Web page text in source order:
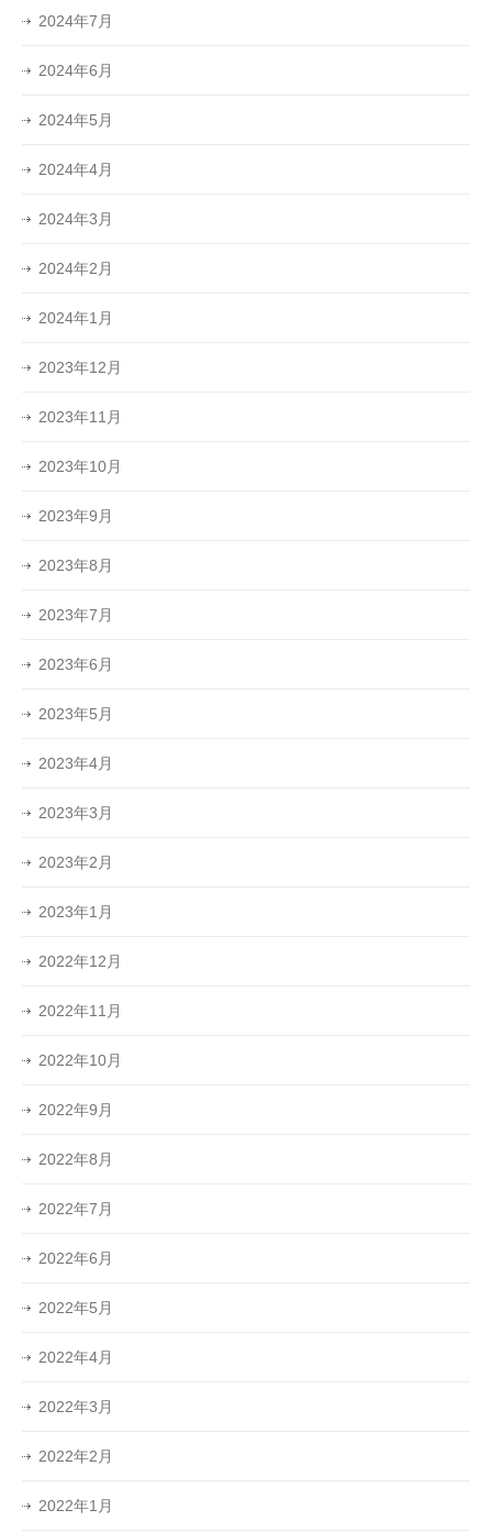
2024年7月
2024年6月
2024年5月
2024年4月
2024年3月
2024年2月
2024年1月
2023年12月
2023年11月
2023年10月
2023年9月
2023年8月
2023年7月
2023年6月
2023年5月
2023年4月
2023年3月
2023年2月
2023年1月
2022年12月
2022年11月
2022年10月
2022年9月
2022年8月
2022年7月
2022年6月
2022年5月
2022年4月
2022年3月
2022年2月
2022年1月